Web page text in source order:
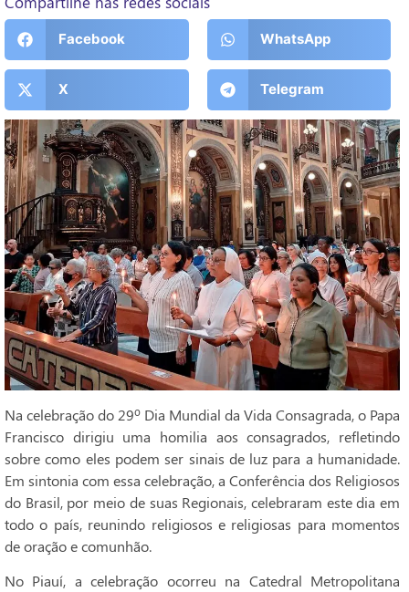
Facebook WhatsApp
X Telegram
Na celebração do 29º Dia Mundial da Vida Consagrada, o Papa
Francisco dirigiu uma homilia aos consagrados, refletindo
sobre como eles podem ser sinais de luz para a humanidade.
Em sintonia com essa celebração, a Conferência dos Religiosos
do Brasil, por meio de suas Regionais, celebraram este dia em
todo o país, reunindo religiosos e religiosas para momentos
de oração e comunhão.
No Piauí, a celebração ocorreu na Catedral Metropolitana